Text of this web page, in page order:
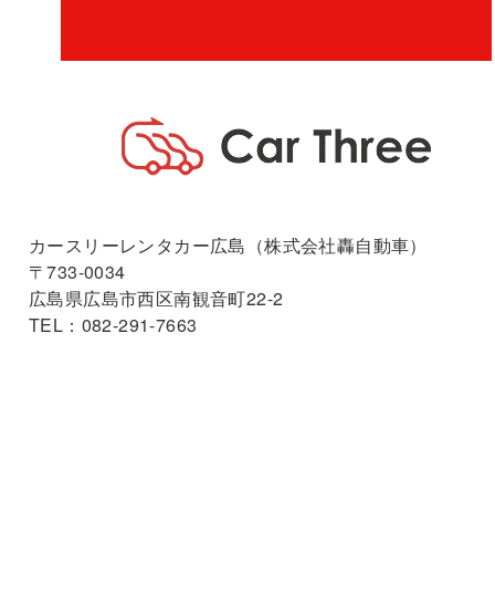
カースリーレンタカー広島（株式会社轟自動車）
〒733-0034
広島県広島市西区南観音町22-2
TEL：082-291-7663